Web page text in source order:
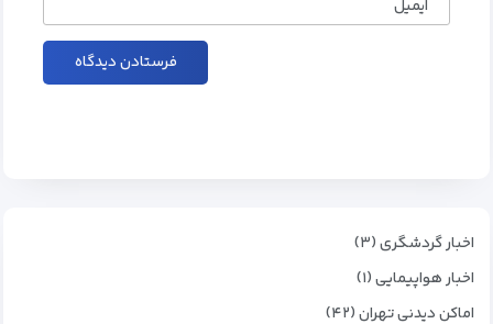
ایمیل
اخبار گردشگری (۳)
اخبار هواپیمایی (۱)
اماکن دیدنی تهران (۴۲)